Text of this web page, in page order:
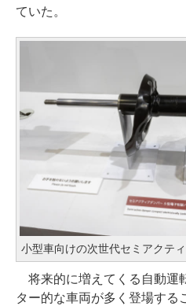
ていた。
小型車向けの次世代セミアクテ
将来的に増えてくる自動運
ター的な車両が多く登場する